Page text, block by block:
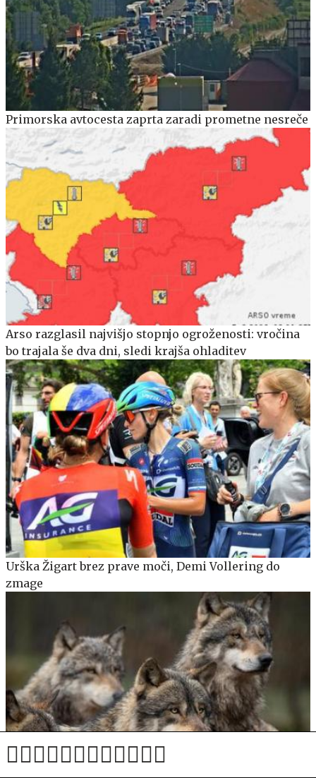
Primorska avtocesta zaprta zaradi prometne nesreče
Arso razglasil najvišjo stopnjo ogroženosti: vročina
bo trajala še dva dni, sledi krajša ohladitev
Urška Žigart brez prave moči, Demi Vollering do
zmage